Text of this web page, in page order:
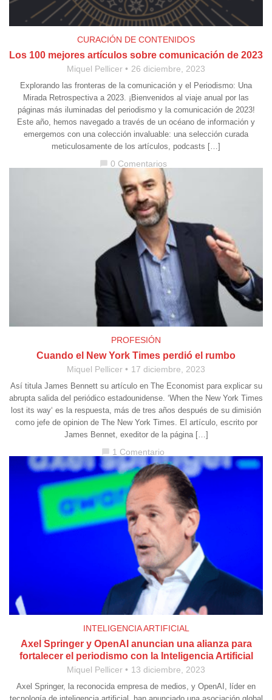
CURACIÓN DE CONTENIDOS
Los 100 mejores artículos sobre comunicación de 2023
Miquel Pellicer 26 diciembre, 2023
Explorando las fronteras de la comunicación y el Periodismo: Una
Mirada Retrospectiva a 2023. ¡Bienvenidos al viaje anual por las
páginas más iluminadas del periodismo y la comunicación de 2023!
Este año, hemos navegado a través de un océano de información y
emergemos con una colección invaluable: una selección curada
meticulosamente de los artículos, podcasts […]
0 Comentarios
PROFESIÓN
Cuando el New York Times perdió el rumbo
Miquel Pellicer 17 diciembre, 2023
Así titula James Bennett su artículo en The Economist para explicar su
abrupta salida del periódico estadounidense. ‘When the New York Times
lost its way‘ es la respuesta, más de tres años después de su dimisión
como jefe de opinion de The New York Times. El artículo, escrito por
James Bennet, exeditor de la página […]
chat_bubble 1 Comentario
INTELIGENCIA ARTIFICIAL
Axel Springer y OpenAI anuncian una alianza para
fortalecer el periodismo con la Inteligencia Artificial
Miquel Pellicer 13 diciembre, 2023
Axel Springer, la reconocida empresa de medios, y OpenAI, líder en